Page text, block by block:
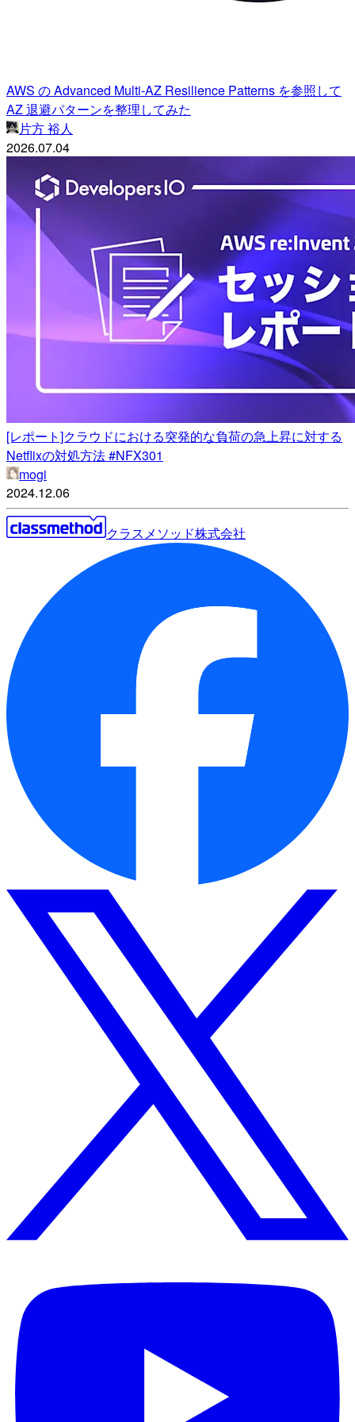
AWS の Advanced Multi-AZ Resilience Patterns を参照して
AZ 退避パターンを整理してみた
片方 裕人
2026.07.04
[レポート]クラウドにおける突発的な負荷の急上昇に対する
Netflixの対処方法 #NFX301
mogi
2024.12.06
クラスメソッド株式会社